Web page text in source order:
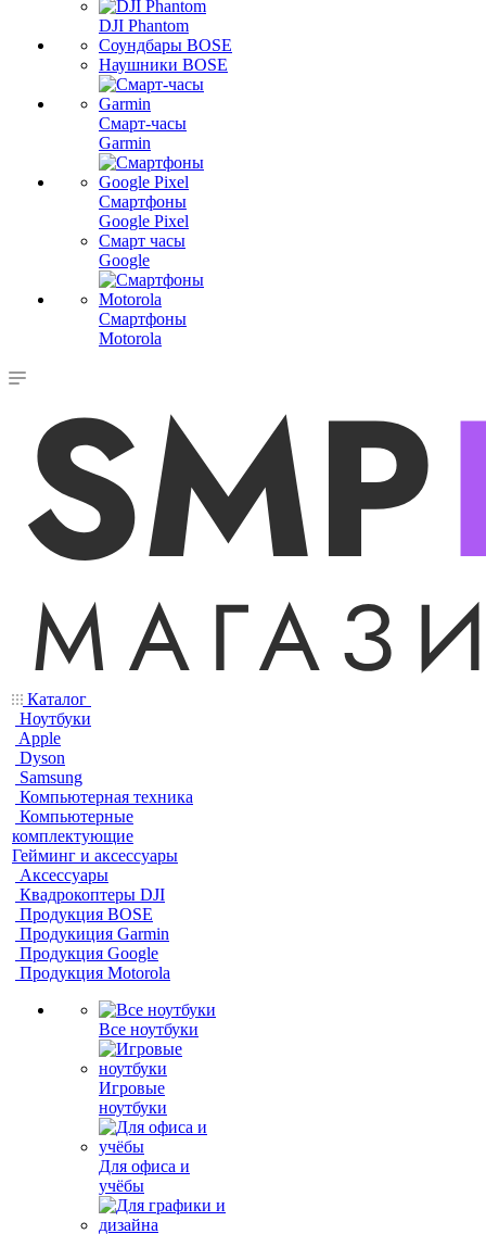
DJI Phantom
Соундбары BOSE
Наушники BOSE
Смарт-часы
Garmin
Смартфоны
Google Pixel
Смарт часы
Google
Смартфоны
Motorola
Каталог
Ноутбуки
Apple
Dyson
Samsung
Компьютерная техника
Компьютерные
комплектующие
Гейминг и аксессуары
Аксессуары
Квадрокоптеры DJI
Продукция BOSE
Продукиция Garmin
Продукция Google
Продукция Motorola
Все ноутбуки
Игровые
ноутбуки
Для офиса и
учёбы